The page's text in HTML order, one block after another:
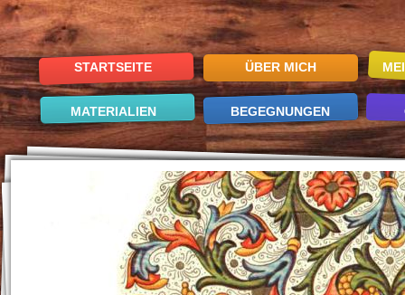
STARTSEITE ÜBER MICH
MATERIALIEN BEGEGNUNGEN